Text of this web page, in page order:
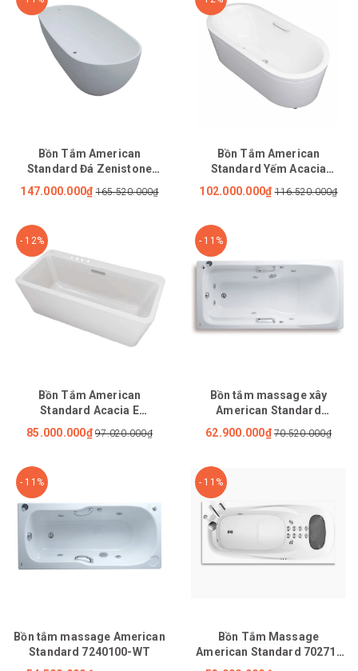
Bồn Tắm American
Standard Đá Zenistone
BTAS9761 Đặt Sàn 1.7M
147.000.000₫ 165.520.000₫
Bồn Tắm American
Standard Yếm Acacia
BTAS2732 Đặt Sàn 1.7M
102.000.000₫ 116.520.000₫
- 12%
Bồn Tắm American
Standard Acacia E
BTAS6719 Đặt Sàn 1.7M
85.000.000₫ 97.020.000₫
- 11%
Bồn tắm massage xây
American Standard
7220100-WT
62.900.000₫ 70.520.000₫
- 11%
Bồn tắm massage American
Standard 7240100-WT
- 11%
Bồn Tắm Massage
American Standard 70271-
WT (70271WT) Active Xây